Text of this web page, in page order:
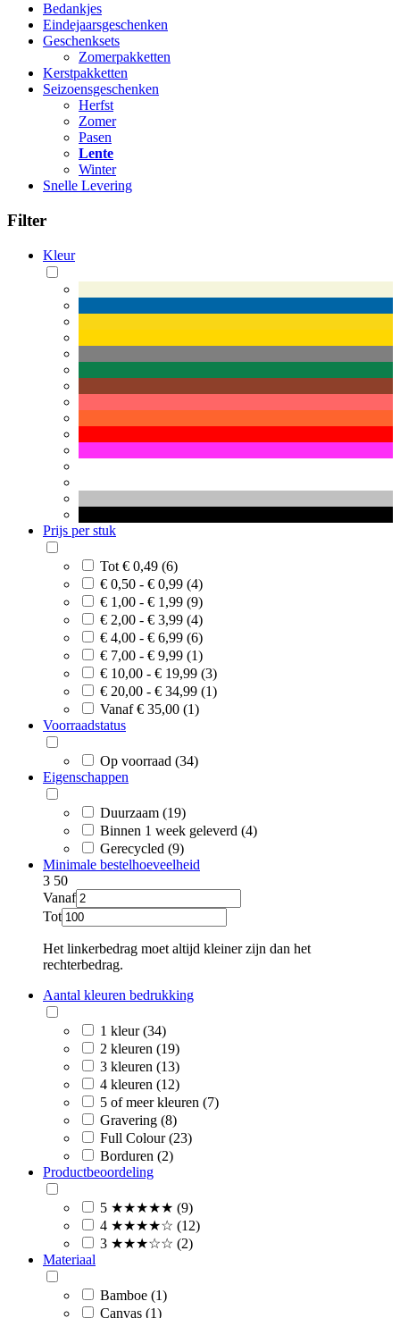
Bedankjes
Eindejaarsgeschenken
Geschenksets
Zomerpakketten
Kerstpakketten
Seizoensgeschenken
Herfst
Zomer
Pasen
Lente
Winter
Snelle Levering
Filter
Kleur
Prijs per stuk
Tot € 0,49 (6)
€ 0,50 - € 0,99 (4)
€ 1,00 - € 1,99 (9)
€ 2,00 - € 3,99 (4)
€ 4,00 - € 6,99 (6)
€ 7,00 - € 9,99 (1)
€ 10,00 - € 19,99 (3)
€ 20,00 - € 34,99 (1)
Vanaf € 35,00 (1)
Voorraadstatus
Op voorraad (34)
Eigenschappen
Duurzaam (19)
Binnen 1 week geleverd (4)
Gerecycled (9)
Minimale bestelhoeveelheid
3 50
Vanaf
Tot
Het linkerbedrag moet altijd kleiner zijn dan het
rechterbedrag.
Aantal kleuren bedrukking
1 kleur (34)
2 kleuren (19)
3 kleuren (13)
4 kleuren (12)
5 of meer kleuren (7)
Gravering (8)
Full Colour (23)
Borduren (2)
Productbeoordeling
5 ★★★★★ (9)
4 ★★★★☆ (12)
3 ★★★☆☆ (2)
Materiaal
Bamboe (1)
Canvas (1)